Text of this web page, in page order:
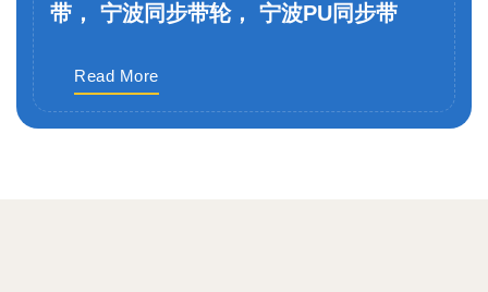
带， 宁波同步带轮， 宁波PU同步带
Read More